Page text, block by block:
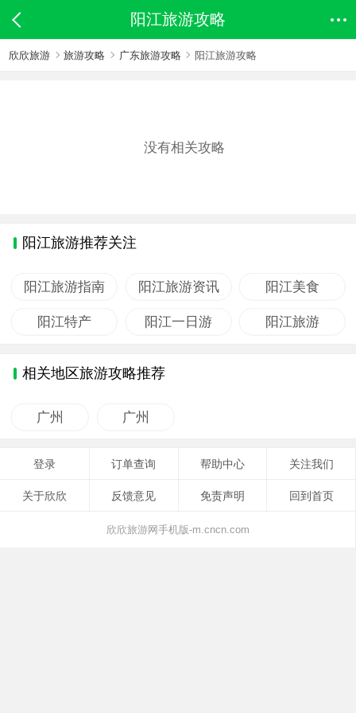
阳江旅游攻略
欣欣旅游 旅游攻略 广东旅游攻略 阳江旅游攻略
没有相关攻略
阳江旅游推荐关注
阳江旅游指南 阳江旅游资讯 阳江美食
阳江特产 阳江一日游 阳江旅游
相关地区旅游攻略推荐
广州 广州
登录 订单查询 帮助中心 关注我们
关于欣欣 反馈意见 免责声明 回到首页
欣欣旅游网手机版-m.cncn.com